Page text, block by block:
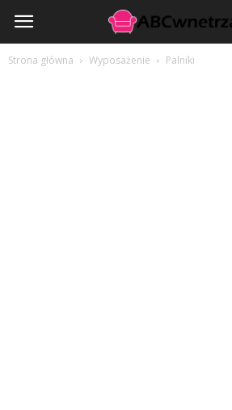
ABCwnetrza.pl
Strona główna Wyposażenie Palniki